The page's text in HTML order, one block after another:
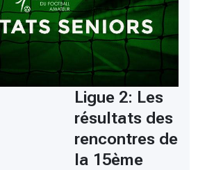
Ligue 2: Les
résultats des
rencontres de
la 15ème